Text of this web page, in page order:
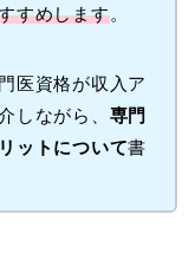
すめします。
医資格が収入ア
しながら、 専門
ットについて書